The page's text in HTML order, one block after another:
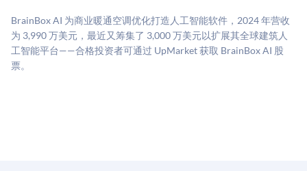
司可比倍数应用私有公司折扣，以反映流动性不足和信
息不对称。此估值不构成投资建议，可能与实际交易价
BrainBox AI 为商业暖通空调优化打造人工智能软件，2024 年营收
为 3,990 万美元，最近又筹集了 3,000 万美元以扩展其全球建筑人
工智能平台——合格投资者可通过 UpMarket 获取 BrainBox AI 股
票。